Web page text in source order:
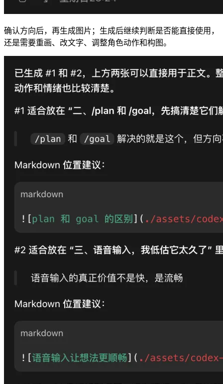
确认方向后，再生成图片；生成后继续判断是否能直接使用，
还是需要重画、改文字、调整角色动作和构图。